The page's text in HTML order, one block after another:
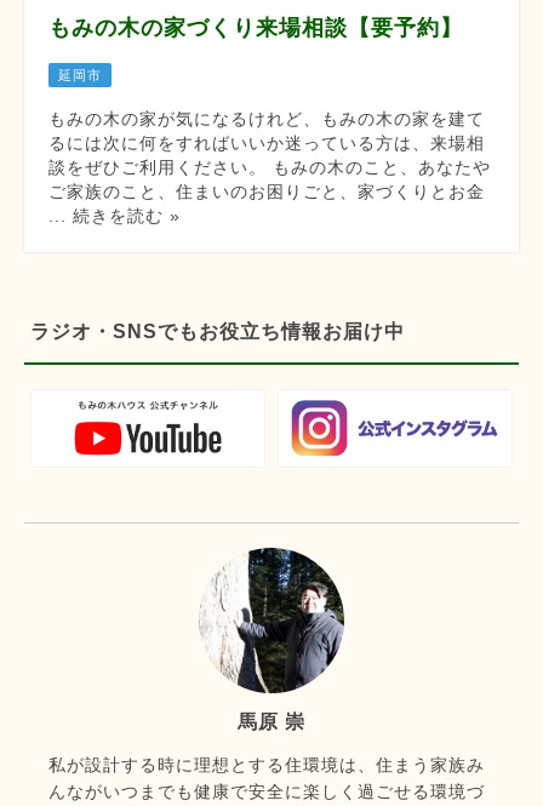
もみの木の家づくり来場相談【要予約】
延岡市
もみの木の家が気になるけれど、もみの木の家を建て
るには次に何をすればいいか迷っている方は、来場相
談をぜひご利用ください。 もみの木のこと、あなたや
ご家族のこと、住まいのお困りごと、家づくりとお金
... 続きを読む »
ラジオ・SNSでもお役立ち情報お届け中
馬原 崇
私が設計する時に理想とする住環境は、住まう家族み
んながいつまでも健康で安全に楽しく過ごせる環境づ